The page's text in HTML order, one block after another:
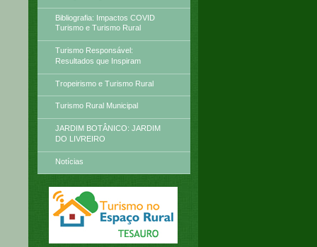
Bibliografia: Impactos COVID
Turismo e Turismo Rural
Turismo Responsável:
Resultados que Inspiram
Tropeirismo e Turismo Rural
Turismo Rural Municipal
JARDIM BOTÂNICO: JARDIM
DO LIVREIRO
Notícias